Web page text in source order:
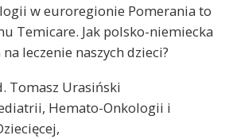
w euroregionie Pomerania to
Temicare. Jak polsko-niemiecka
na leczenie naszych dzieci?
Tomasz Urasiński
Hemato-Onkologii i